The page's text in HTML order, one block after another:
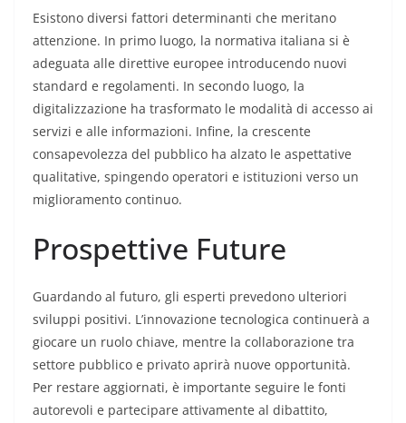
Esistono diversi fattori determinanti che meritano
attenzione. In primo luogo, la normativa italiana si è
adeguata alle direttive europee introducendo nuovi
standard e regolamenti. In secondo luogo, la
digitalizzazione ha trasformato le modalità di accesso ai
servizi e alle informazioni. Infine, la crescente
consapevolezza del pubblico ha alzato le aspettative
qualitative, spingendo operatori e istituzioni verso un
miglioramento continuo.
Prospettive Future
Guardando al futuro, gli esperti prevedono ulteriori
sviluppi positivi. L’innovazione tecnologica continuerà a
giocare un ruolo chiave, mentre la collaborazione tra
settore pubblico e privato aprirà nuove opportunità.
Per restare aggiornati, è importante seguire le fonti
autorevoli e partecipare attivamente al dibattito,